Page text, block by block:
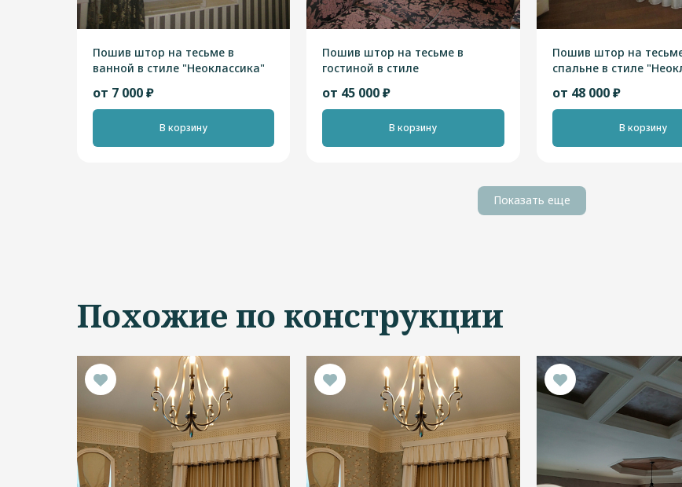
Пошив штор на тесьме в
ванной в стиле "Неоклассика"
от 7 000 ₽
В корзину
Пошив штор на тесьме в
гостиной в стиле
от 45 000 ₽
В корзину
Пошив штор на
спальне в стиле
от 48 000 ₽
В корзину
Показать еще
Похожие по конструкции